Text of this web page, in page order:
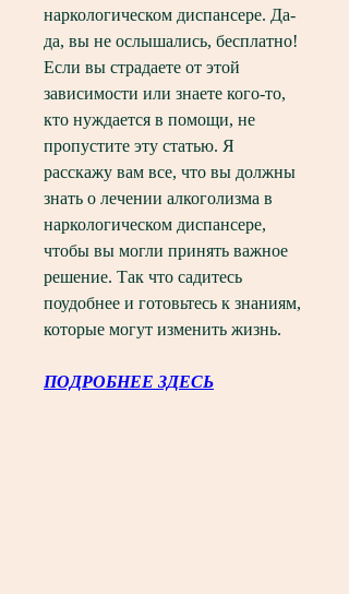
наркологическом диспансере. Да-
да, вы не ослышались, бесплатно!
Если вы страдаете от этой
зависимости или знаете кого-то,
кто нуждается в помощи, не
пропустите эту статью. Я
расскажу вам все, что вы должны
знать о лечении алкоголизма в
наркологическом диспансере,
чтобы вы могли принять важное
решение. Так что садитесь
поудобнее и готовьтесь к знаниям,
которые могут изменить жизнь.
ПОДРОБНЕЕ ЗДЕСЬ